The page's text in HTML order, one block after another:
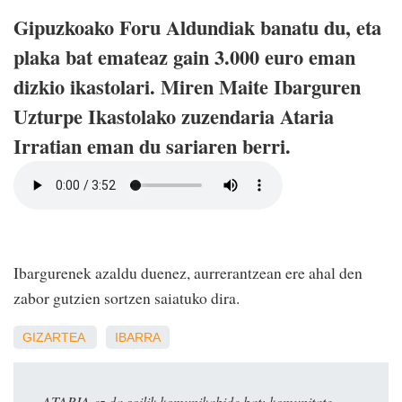
Gipuzkoako Foru Aldundiak banatu du, eta
plaka bat emateaz gain 3.000 euro eman
dizkio ikastolari. Miren Maite Ibarguren
Uzturpe Ikastolako zuzendaria Ataria
Irratian eman du sariaren berri.
Ibargurenek azaldu duenez, aurrerantzean ere ahal den
zabor gutzien sortzen saiatuko dira.
GIZARTEA IBARRA